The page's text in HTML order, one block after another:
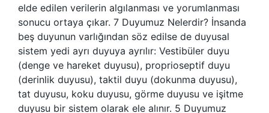
elde edilen verilerin algılanması ve yorumlanması
sonucu ortaya çıkar. 7 Duyumuz Nelerdir? İnsanda
beş duyunun varlığından söz edilse de duyusal
sistem yedi ayrı duyuya ayrılır: Vestibüler duyu
(denge ve hareket duyusu), proprioseptif duyu
(derinlik duyusu), taktil duyu (dokunma duyusu),
tat duyusu, koku duyusu, görme duyusu ve işitme
duyusu bir sistem olarak ele alınır. 5 Duyumuz